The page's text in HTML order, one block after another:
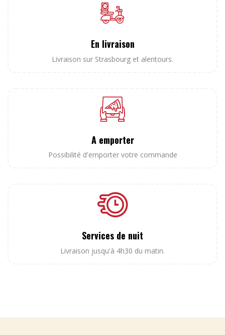
En livraison
Livraison sur Strasbourg et alentours.
A emporter
Possibilité d'emporter votre commande
Services de nuit
Livraison jusqu'à 4h30 du matin.